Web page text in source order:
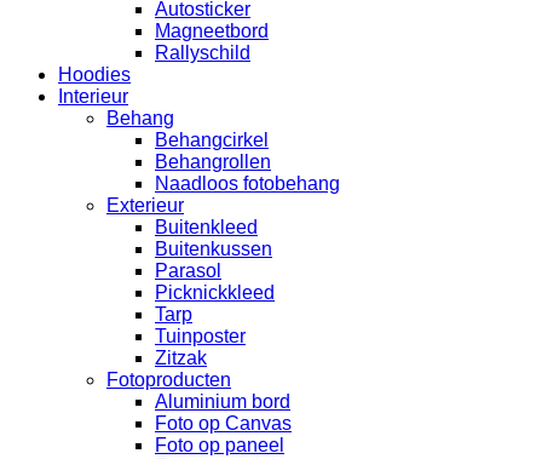
Autosticker
Magneetbord
Rallyschild
Hoodies
Interieur
Behang
Behangcirkel
Behangrollen
Naadloos fotobehang
Exterieur
Buitenkleed
Buitenkussen
Parasol
Picknickkleed
Tarp
Tuinposter
Zitzak
Fotoproducten
Aluminium bord
Foto op Canvas
Foto op paneel